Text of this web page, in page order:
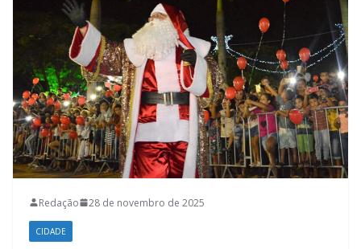
Redação 28 de novembro de 2025
CIDADE